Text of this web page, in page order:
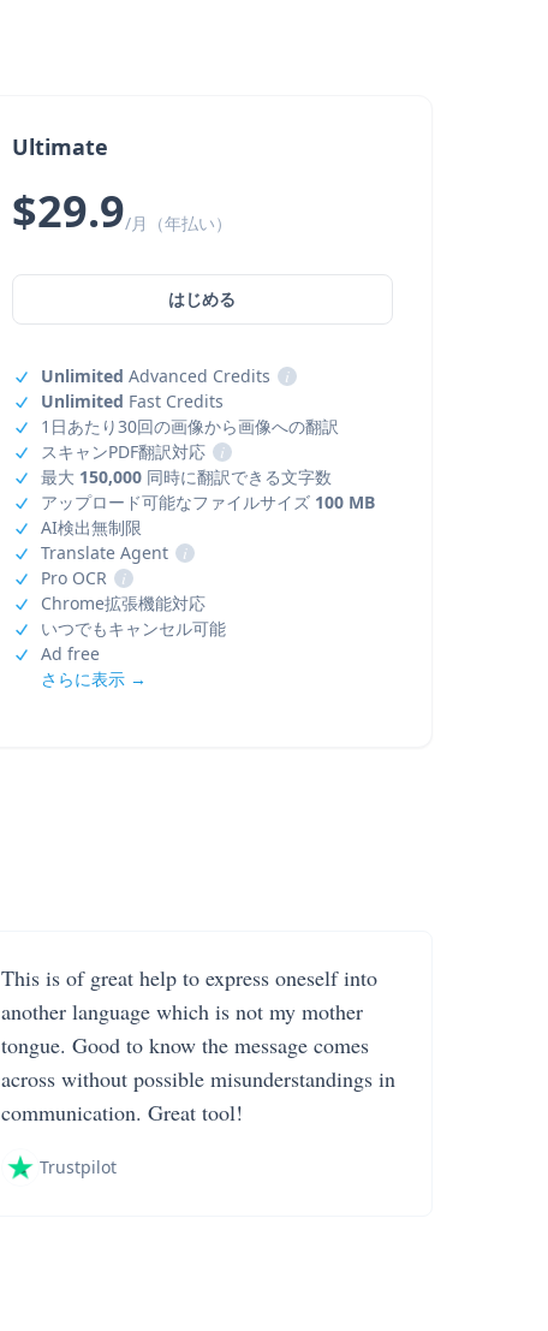
Ultimate
$29.9/月（年払い）
はじめる
Unlimited Advanced Credits
i
Unlimited Fast Credits
1日あたり30回の画像から画像への翻訳
スキャンPDF翻訳対応
i
最大 150,000同時に翻訳できる文字数
アップロード可能なファイルサイズ 100 MB
AI検出無制限
Translate Agent
i
Pro OCR
i
Chrome拡張機能対応
いつでもキャンセル可能
Ad free
さらに表示 →
This is of great help to express oneself into
another language which is not my mother
tongue. Good to know the message comes
across without possible misunderstandings in
communication. Great tool!
Trustpilot